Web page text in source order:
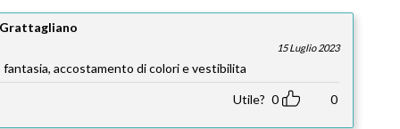
15 Luglio 2023
accostamento di colori e vestibilita
Utile? 0 0